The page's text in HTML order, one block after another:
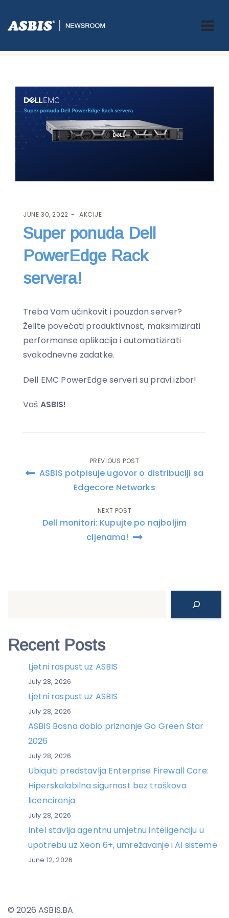
ASBIS.BA>AKCIJE> SUPER PONUDA DELL POWEREDGE RACK
JUNE 30, 2022 AKCIJE
Super ponuda Dell
PowerEdge Rack
servera!
Treba Vam učinkovit i pouzdan server?
Želite povećati produktivnost, maksimizirati
performanse aplikacija i automatizirati
svakodnevne zadatke.
Dell EMC PowerEdge serveri su pravi izbor!
Vaš ASBIS!
Post
navigation
PREVIOUS POST
ASBIS potpisuje ugovor o distribuciji sa
Edgecore Networks
NEXT POST
Dell monitori: Kupujte po najboljim
cijenama!
Recent Posts
Ljetni raspust uz ASBIS
July 28, 2026
Ljetni raspust uz ASBIS
July 28, 2026
ASBIS Bosna dobio priznanje Go Green Star
2026
July 28, 2026
Ubiquiti predstavlja Enterprise Firewall Core:
Hiperskalabilna sigurnost bez troškova
licenciranja
July 28, 2026
Intel stavlja agentnu umjetnu inteligenciju u
upotrebu uz Xeon 6+, umrežavanje i AI sisteme
June 12, 2026
© 2026 ASBIS.BA